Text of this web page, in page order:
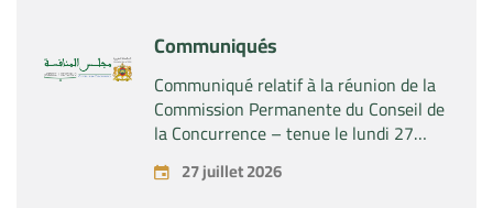
Communiqués
Communiqué relatif à la réunion de la
Commission Permanente du Conseil de
la Concurrence – tenue le lundi 27
juillet 2026
27 juillet 2026